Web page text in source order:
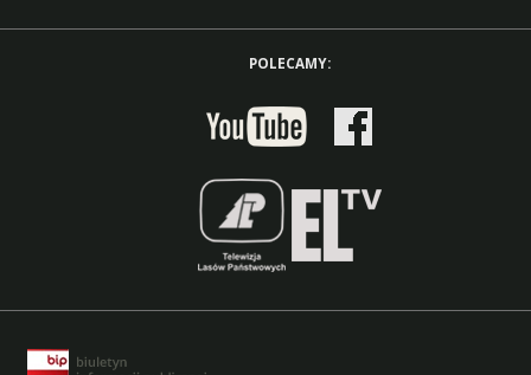
POLECAMY: